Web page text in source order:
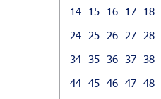
14
15 16 17 18
24
25 26 27 28
34 35 36 37 38
44 45 46 47 48